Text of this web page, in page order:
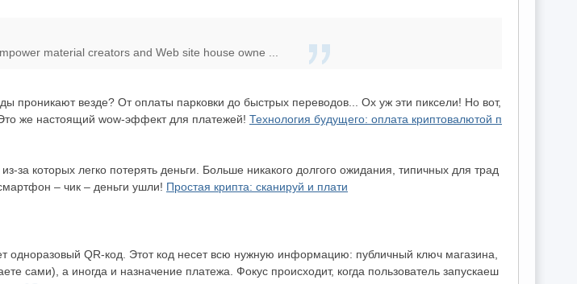
material creators and Web site house owne ...
проникают везде? От оплаты парковки до быстрых переводов... Ох уж эти пиксели! Но вот,
же настоящий wow-эффект для платежей! Технология будущего: оплата криптовалютой п
за которых легко потерять деньги. Больше никакого долгого ожидания, типичных для трад
– чик – деньги ушли! Простая крипта: сканируй и плати
одноразовый QR-код. Этот код несет всю нужную информацию: публичный ключ магазина,
сами), а иногда и назначение платежа. Фокус происходит, когда пользователь запускаеш